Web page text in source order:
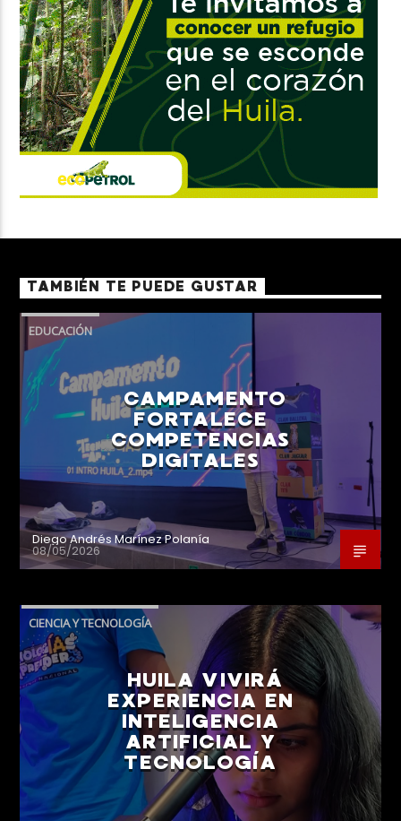
TAMBIÉN TE PUEDE GUSTAR
EDUCACIÓN
CAMPAMENTO
FORTALECE
COMPETENCIAS
DIGITALES
Diego Andrés Marínez Polanía
08/05/2026
CIENCIA Y TECNOLOGÍA
HUILA VIVIRÁ
EXPERIENCIA EN
INTELIGENCIA
ARTIFICIAL Y
TECNOLOGÍA